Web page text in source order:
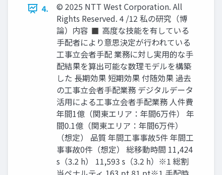
4.
© 2025 NTT West Corporation. All
Rights Reserved. 4 /12 私の研究（博
論）内容 ◼ 高度な技能を有している
手配者により意思決定が行われている
工事立会者手配 業務に対し実用的な手
配結果を算出可能な数理モデルを構築
した 長期効果 短期効果 付随効果 過去
の工事立会者手配業務 デジタルデータ
活用による工事立会者手配業務 人件費
年間1億（関東エリア：年間6万件） 年
間0.1億（関東エリア：年間6万件）
（想定） 品質 年間工事事故5件 年間工
事事故0件（想定） 総移動時間 11,424
s（3.2 h） 11,593 s（3.2 h）※1 総割